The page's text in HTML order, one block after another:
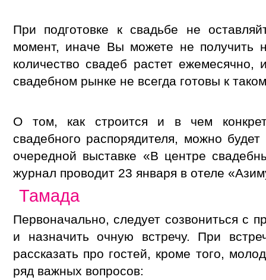
При подготовке к свадьбе не
момент, иначе Вы можете не получить
количество свадеб растет
свадебном рынке не всегда готовы к
О том, как строится и в чем
свадебного распорядителя, можно
очередной выставке «В центре
журнал проводит 23 января в отеле
Тамада
Первоначально, следует созвониться с
и назначить очную встречу. При
рассказать про гостей, кроме того,
ряд важных вопросов: